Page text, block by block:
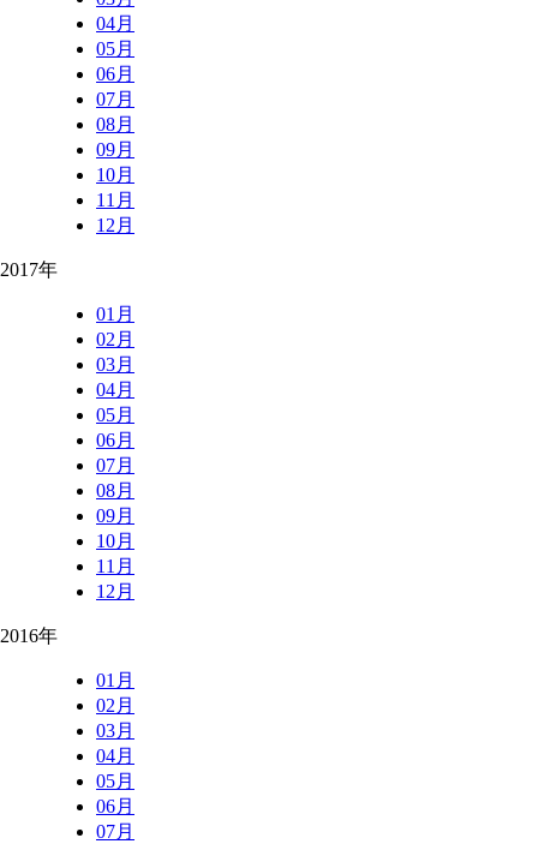
04月
05月
06月
07月
08月
09月
10月
11月
12月
2017年
01月
02月
03月
04月
05月
06月
07月
08月
09月
10月
11月
12月
2016年
01月
02月
03月
04月
05月
06月
07月